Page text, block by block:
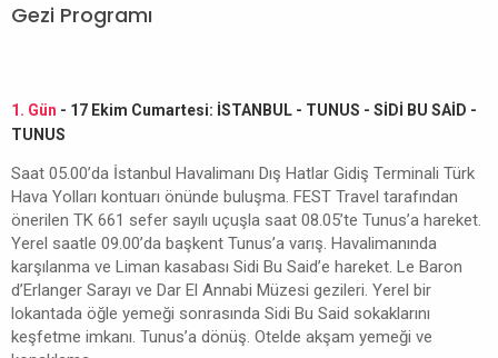
Gezi Programı
1. Gün - 17 Ekim Cumartesi: İSTANBUL - TUNUS - SİDİ BU SAİD -
TUNUS
Saat 05.00’da İstanbul Havalimanı Dış Hatlar Gidiş Terminali Türk
Hava Yolları kontuarı önünde buluşma. FEST Travel tarafından
önerilen TK 661 sefer sayılı uçuşla saat 08.05’te Tunus’a hareket.
Yerel saatle 09.00’da başkent Tunus’a varış. Havalimanında
karşılanma ve Liman kasabası Sidi Bu Said’e hareket. Le Baron
d’Erlanger Sarayı ve Dar El Annabi Müzesi gezileri. Yerel bir
lokantada öğle yemeği sonrasında Sidi Bu Said sokaklarını
keşfetme imkanı. Tunus’a dönüş. Otelde akşam yemeği ve